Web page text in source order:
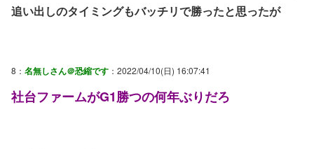
追い出しのタイミングもバッチリで勝ったと思ったが
8： 名無しさん＠恐縮です ：2022/04/10(日) 16:07:41
社台ファームがG1勝つの何年ぶりだろ